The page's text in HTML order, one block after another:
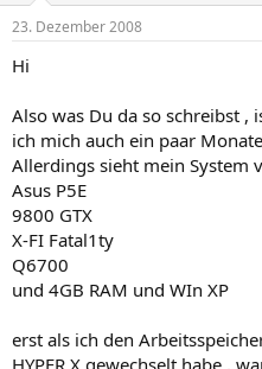
23. Dezember 2008
Hi
Also was Du da so schreibst ,
ich mich auch ein paar
Allerdings sieht mein System
Asus P5E
9800 GTX
X-FI Fatal1ty
Q6700
und 4GB RAM und WIn XP
erst als ich den
HYPER X gewechselt habe ,